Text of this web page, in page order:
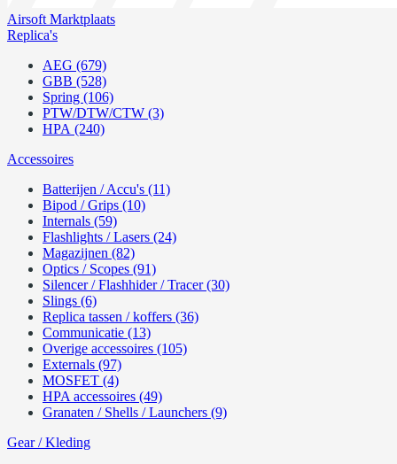
Airsoft Marktplaats
Replica's
AEG (679)
GBB (528)
Spring (106)
PTW/DTW/CTW (3)
HPA (240)
Accessoires
Batterijen / Accu's (11)
Bipod / Grips (10)
Internals (59)
Flashlights / Lasers (24)
Magazijnen (82)
Optics / Scopes (91)
Silencer / Flashhider / Tracer (30)
Slings (6)
Replica tassen / koffers (36)
Communicatie (13)
Overige accessoires (105)
Externals (97)
MOSFET (4)
HPA accessoires (49)
Granaten / Shells / Launchers (9)
Gear / Kleding